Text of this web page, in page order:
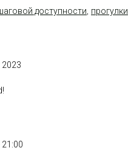
доступности, прогулки
2023
21:00